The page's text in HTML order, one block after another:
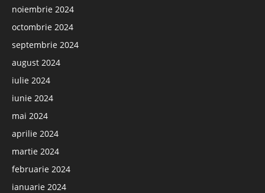
noiembrie 2024
octombrie 2024
septembrie 2024
august 2024
iulie 2024
iunie 2024
mai 2024
aprilie 2024
martie 2024
februarie 2024
ianuarie 2024